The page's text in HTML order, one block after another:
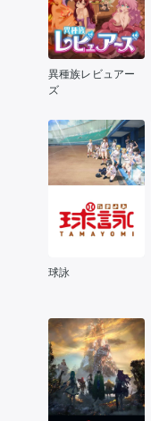
異種族レビュアー
ズ
球詠